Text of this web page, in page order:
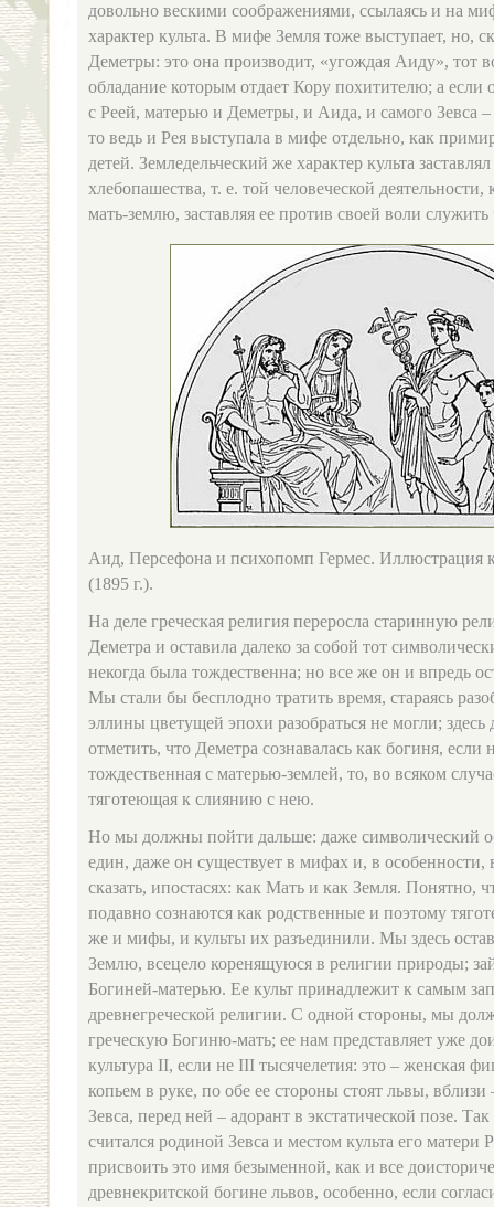
довольно вескими соображениями, ссылаясь и на
характер культа. В мифе Земля тоже выступает, но,
Деметры: это она производит, «угождая Аиду», тот
обладание которым отдает Кору похитителю; а если
с Реей, матерью и Деметры, и Аида, и самого Зевса –
то ведь и Рея выступала в мифе отдельно, как
детей. Земледельческий же характер культа
хлебопашества, т. е. той человеческой деятельности,
мать‑землю, заставляя ее против своей воли
Аид, Персефона и психопомп Гермес. Иллюстрация
(1895 г.).
На деле греческая религия переросла старинную
Деметра и оставила далеко за собой тот
некогда была тождественна; но все же он и впредь
Мы стали бы бесплодно тратить время, стараясь
эллины цветущей эпохи разобраться не могли; здесь
отметить, что Деметра сознавалась как богиня, если
тождественная с матерью‑землей, то, во всяком
тяготеющая к слиянию с нею.
Но мы должны пойти дальше: даже символический
един, даже он существует в мифах и, в особенности,
сказать, ипостасях: как Мать и как Земля. Понятно,
подавно сознаются как родственные и поэтому
же и мифы, и культы их разъединили. Мы здесь
Землю, всецело коренящуюся в религии природы;
Богиней‑матерью. Ее культ принадлежит к самым
древнегреческой религии. С одной стороны, мы
греческую Богиню‑мать; ее нам представляет уже
культура II, если не III тысячелетия: это – женская
копьем в руке, по обе ее стороны стоят львы,
Зевса, перед ней – адорант в экстатической позе.
считался родиной Зевса и местом культа его матери
присвоить это имя безыменной, как и все
древнекритской богине львов, особенно, если